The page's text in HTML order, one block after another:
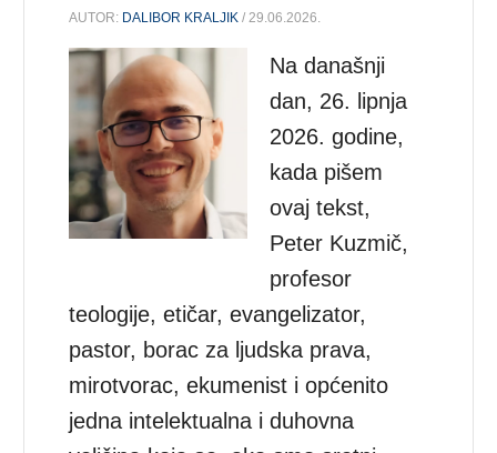
AUTOR: DALIBOR KRALJIK / 29.06.2026.
Na današnji
dan, 26. lipnja
2026. godine,
kada pišem
ovaj tekst,
Peter Kuzmič,
profesor
teologije, etičar, evangelizator,
pastor, borac za ljudska prava,
mirotvorac, ekumenist i općenito
jedna intelektualna i duhovna